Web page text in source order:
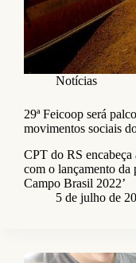
Notícias
29ª Feicoop será
movimentos sociais
CPT do RS encabeça
com o lançamento da
Campo Brasil 2022’
5 de julho de